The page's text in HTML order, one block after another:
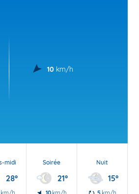
10 km/h
midi
28°
Soirée
21°
Nuit
15°